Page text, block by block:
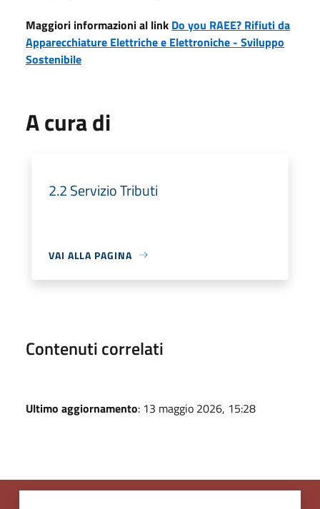
Maggiori informazioni al link Do you RAEE? Rifiuti da
Apparecchiature Elettriche e Elettroniche - Sviluppo
Sostenibile
A cura di
2.2 Servizio Tributi
VAI ALLA PAGINA
Contenuti correlati
Ultimo aggiornamento: 13 maggio 2026, 15:28